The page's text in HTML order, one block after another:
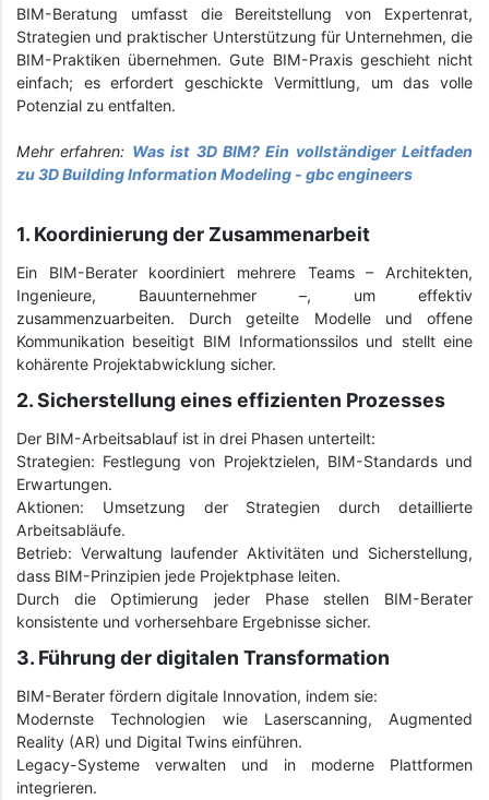
BIM-Beratung umfasst die Bereitstellung von Expertenrat,
Strategien und praktischer Unterstützung für Unternehmen, die
BIM-Praktiken übernehmen. Gute BIM-Praxis geschieht nicht
einfach; es erfordert geschickte Vermittlung, um das volle
Potenzial zu entfalten.
Mehr erfahren: Was ist 3D BIM? Ein vollständiger Leitfaden
zu 3D Building Information Modeling - gbc engineers
1. Koordinierung der Zusammenarbeit
Ein BIM-Berater koordiniert mehrere Teams – Architekten,
Ingenieure, Bauunternehmer –, um effektiv
zusammenzuarbeiten. Durch geteilte Modelle und offene
Kommunikation beseitigt BIM Informationssilos und stellt eine
kohärente Projektabwicklung sicher.
2. Sicherstellung eines effizienten Prozesses
Der BIM-Arbeitsablauf ist in drei Phasen unterteilt:
Strategien: Festlegung von Projektzielen, BIM-Standards und
Erwartungen.
Aktionen: Umsetzung der Strategien durch detaillierte
Arbeitsabläufe.
Betrieb: Verwaltung laufender Aktivitäten und Sicherstellung,
dass BIM-Prinzipien jede Projektphase leiten.
Durch die Optimierung jeder Phase stellen BIM-Berater
konsistente und vorhersehbare Ergebnisse sicher.
3. Führung der digitalen Transformation
BIM-Berater fördern digitale Innovation, indem sie:
Modernste Technologien wie Laserscanning, Augmented
Reality (AR) und Digital Twins einführen.
Legacy-Systeme verwalten und in moderne Plattformen
integrieren.